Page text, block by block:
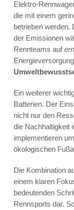
Elektro-
die mit einem
betrieben werden.
der Emissionen
Rennteams auf
Ein weiterer
Batterien. Der
nicht nur den
die Nachhaltigkeit
implementieren
ökologischen
Die Kombination
einem klaren
bedeutenden
Rennsports dar.